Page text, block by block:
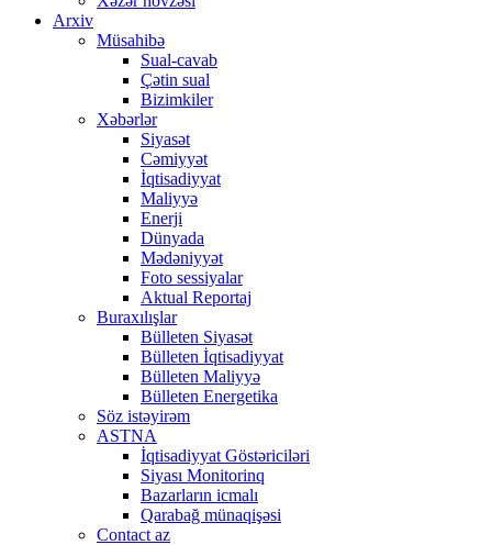
Arxiv
Müsahibə
Sual-cavab
Çətin sual
Bizimkiler
Xəbərlər
Siyasət
Cəmiyyət
İqtisadiyyat
Maliyyə
Enerji
Dünyada
Mədəniyyət
Foto sessiyalar
Aktual Reportaj
Buraxılışlar
Bülleten Siyasət
Bülleten İqtisadiyyat
Bülleten Maliyyə
Bülleten Energetika
Söz istəyirəm
ASTNA
İqtisadiyyat Göstəriciləri
Siyası Monitorinq
Bazarların icmalı
Qarabağ münaqişəsi
Contact az